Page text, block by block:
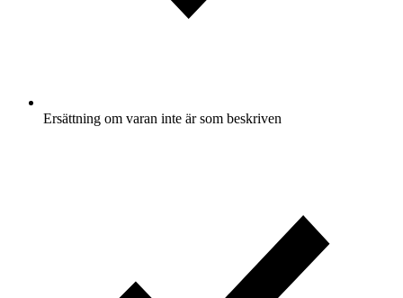
Ersättning om varan inte är som beskriven